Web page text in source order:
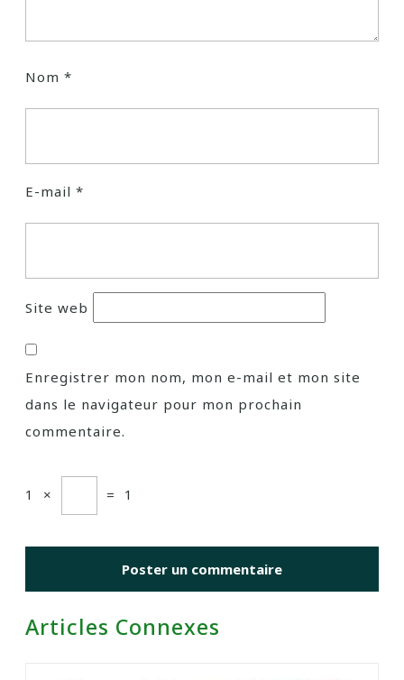
Nom *
E-mail *
Site web
Enregistrer mon nom, mon e-mail et mon site
dans le navigateur pour mon prochain
commentaire.
1 × = 1
Articles Connexes